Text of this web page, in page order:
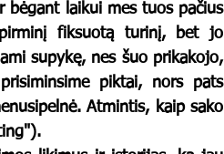
bėgant laikui mes tuos pačius
fiksuotą turinį, bet jo
supykę, nes šuo prikakojo,
piktai, nors pats
Atmintis, kaip sako